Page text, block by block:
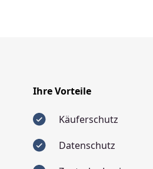
Ihre Vorteile
Käuferschutz
Datenschutz